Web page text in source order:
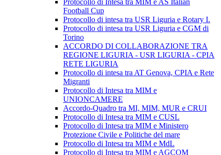
Protocollo di Intesa tra MIM e AS Italian
Football Cup
Protocollo di intesa tra USR Liguria e Rotary I.
Protocollo di intesa tra USR Liguria e CGM di
Torino
ACCORDO DI COLLABORAZIONE TRA
REGIONE LIGURIA - USR LIGURIA - CPIA
RETE LIGURIA
Protocollo di intesa tra AT Genova, CPIA e Rete
Migranti
Protocollo di Intesa tra MIM e
UNIONCAMERE
Accordo-Quadro tra MI, MIM, MUR e CRUI
Protocollo di Intesa tra MIM e CUSL
Protocollo di Intesa tra MIM e Ministero
Protezione Civile e Politiche del mare
Protocollo di Intesa tra MIM e MdL
Protocollo di Intesa tra MIM e AGCOM